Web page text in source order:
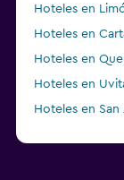
Hoteles en
Hoteles en
Hoteles en
Hoteles en
Hoteles en San